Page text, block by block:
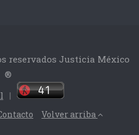
reservados Justicia México
®
|
Volver arriba